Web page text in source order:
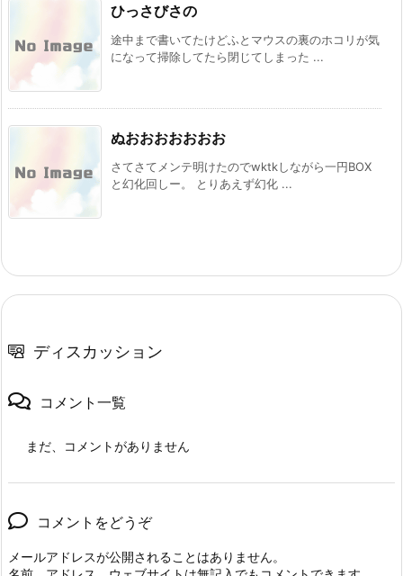
ひっさびさの
途中まで書いてたけどふとマウスの裏のホコリが気
になって掃除してたら閉じてしまった ...
ぬおおおおおおお
さてさてメンテ明けたのでwktkしながら一円BOX
と幻化回しー。 とりあえず幻化 ...
ディスカッション
コメント一覧
まだ、コメントがありません
コメントをどうぞ
メールアドレスが公開されることはありません。